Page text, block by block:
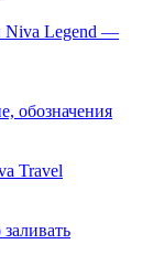
Niva Legend —
обозначения
Travel